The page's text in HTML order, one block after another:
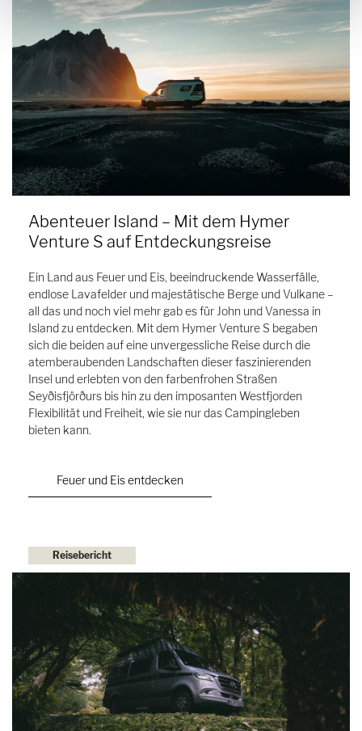
Abenteuer Island – Mit dem Hymer
Venture S auf Entdeckungsreise
Ein Land aus Feuer und Eis, beeindruckende Wasserfälle,
endlose Lavafelder und majestätische Berge und Vulkane –
all das und noch viel mehr gab es für John und Vanessa in
Island zu entdecken. Mit dem Hymer Venture S begaben
sich die beiden auf eine unvergessliche Reise durch die
atemberaubenden Landschaften dieser faszinierenden
Insel und erlebten von den farbenfrohen Straßen
Seyðisfjörðurs bis hin zu den imposanten Westfjorden
Flexibilität und Freiheit, wie sie nur das Campingleben
bieten kann.
Feuer und Eis entdecken
Reisebericht